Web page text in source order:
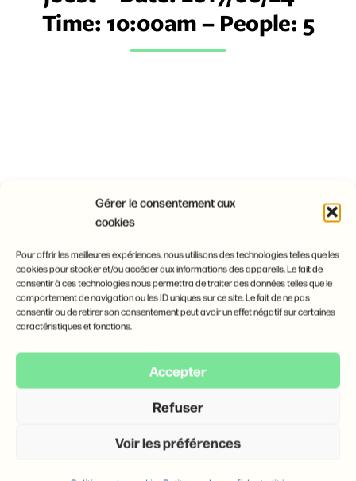
Gérer le consentement aux
cookies
Pour offrir les meilleures expériences, nous utilisons des technologies telles que les
cookies pour stocker et/ou accéder aux informations des appareils. Le fait de
consentir à ces technologies nous permettra de traiter des données telles que le
comportement de navigation ou les ID uniques sur ce site. Le fait de ne pas
consentir ou de retirer son consentement peut avoir un effet négatif sur certaines
caractéristiques et fonctions.
Accepter
Refuser
Voir les préférences
Time: 10:00am – People: 5
a_marmiton13 juin 2017
CATEGORY